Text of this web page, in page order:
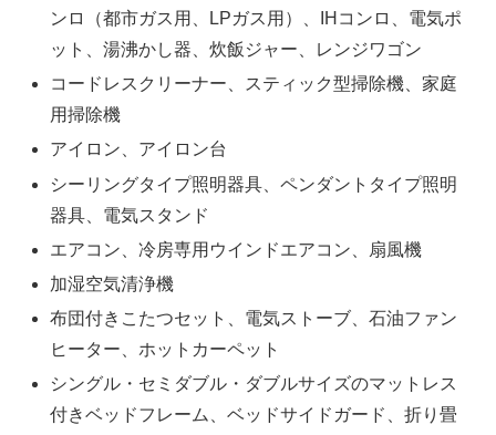
ンロ（都市ガス用、LPガス用）、IHコンロ、電気ポ
ット、湯沸かし器、炊飯ジャー、レンジワゴン
コードレスクリーナー、スティック型掃除機、家庭
用掃除機
アイロン、アイロン台
シーリングタイプ照明器具、ペンダントタイプ照明
器具、電気スタンド
エアコン、冷房専用ウインドエアコン、扇風機
加湿空気清浄機
布団付きこたつセット、電気ストーブ、石油ファン
ヒーター、ホットカーペット
シングル・セミダブル・ダブルサイズのマットレス
付きベッドフレーム、ベッドサイドガード、折り畳